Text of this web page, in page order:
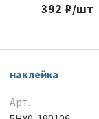
392 ₽/шт
наклейка
Арт.